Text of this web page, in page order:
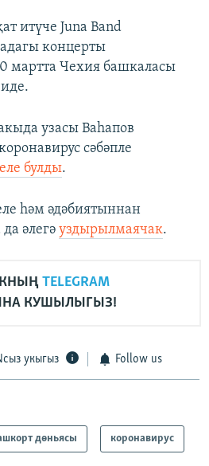
итүче Juna Band
концерты
мартта Чехия башкаласы
узасы Ваһапов
сәбәпле
булды.
һәм әдәбиятыннан
әлегә уздырылмаячак.
TELEGRAM
КУШЫЛЫГЫЗ!
укыгыз Follow us
дөньясы коронавирус